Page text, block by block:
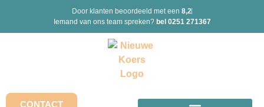
Door klanten beoordeeld met een 8,2
Iemand van ons team spreken? bel 0251 271367
CONTACT